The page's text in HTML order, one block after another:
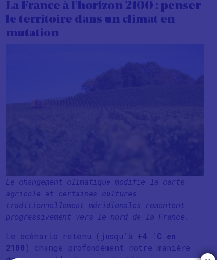
La France à l’horizon 2100 : penser
le territoire dans un climat en
mutation
Le changement climatique modifie la carte
agricole et certaines cultures
traditionnellement méridionales remontent
progressivement vers le nord de la France.
Le scénario retenu (jusqu’à +4 °C en
2100) change profondément notre manière